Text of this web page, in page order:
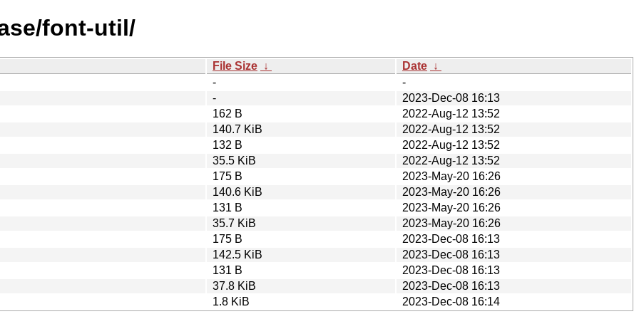
font-util/
File Size ↓ Date ↓
-
-
-
2023-Dec-08 16:13
162 B
2022-Aug-12 13:52
140.7 KiB
2022-Aug-12 13:52
132 B
2022-Aug-12 13:52
35.5 KiB
2022-Aug-12 13:52
175 B
2023-May-20 16:26
140.6 KiB
2023-May-20 16:26
131 B
2023-May-20 16:26
35.7 KiB
2023-May-20 16:26
175 B
2023-Dec-08 16:13
142.5 KiB
2023-Dec-08 16:13
131 B
2023-Dec-08 16:13
37.8 KiB
2023-Dec-08 16:13
1.8 KiB
2023-Dec-08 16:14